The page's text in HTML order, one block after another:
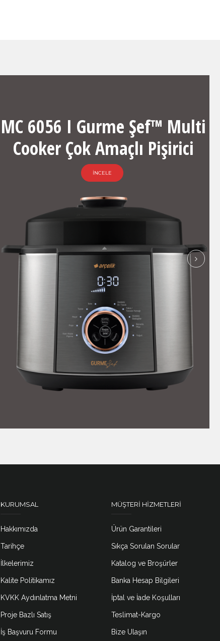
MC 6056 I Gurme Şef™ Multi
Cooker Çok Amaçlı Pişirici
İNCELE
KURUMSAL
Hakkımızda
Tarihçe
İlkelerimiz
Kalite Politikamız
KVKK Aydınlatma Metni
Proje Bazlı Satış
İş Başvuru Formu
MÜŞTERI HIZMETLERI
Ürün Garantileri
Sıkça Sorulan Sorular
Katalog ve Broşürler
Banka Hesap Bilgileri
İptal ve İade Koşulları
Teslimat-Kargo
Bize Ulaşın